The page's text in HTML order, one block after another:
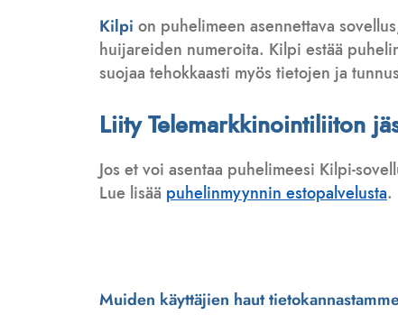
Kilpi on puhelimeen asennettava
huijareiden numeroita. Kilpi estää
suojaa tehokkaasti myös tietojen ja
Liity Telemarkkinointiliiton
Jos et voi asentaa puhelimeesi Kilpi-
Lue lisää puhelinmyynnin estopalvelusta.
Muiden käyttäjien haut